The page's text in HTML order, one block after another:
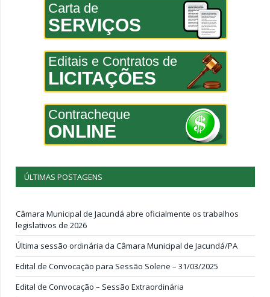
Carta de
SERVIÇOS
Editais e Contratos de
LICITAÇÕES
Contracheque
ONLINE
ÚLTIMAS POSTAGENS
Câmara Municipal de Jacundá abre oficialmente os trabalhos
legislativos de 2026
Última sessão ordinária da Câmara Municipal de Jacundá/PA
Edital de Convocação para Sessão Solene – 31/03/2025
Edital de Convocação – Sessão Extraordinária